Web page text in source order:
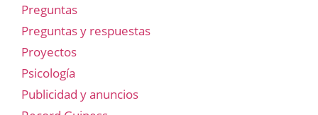
Preguntas
Preguntas y respuestas
Proyectos
Psicología
Publicidad y anuncios